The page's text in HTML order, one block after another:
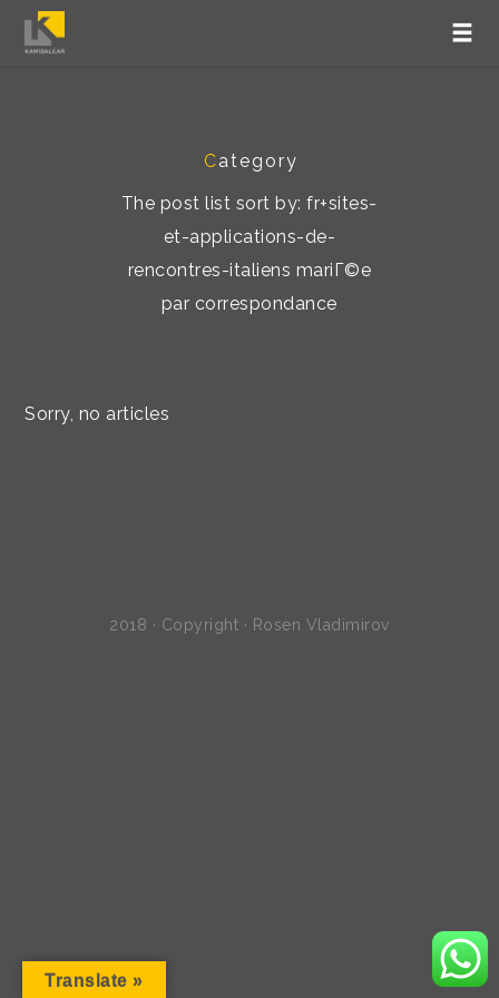
Category
The post list sort by: fr+sites-
et-applications-de-
rencontres-italiens mariГ©e
par correspondance
Sorry, no articles
2018 · Copyright · Rosen Vladimirov
Translate »